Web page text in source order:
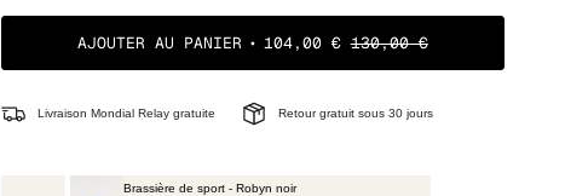
OU
OU
NON
OU
NON
OU
NON
DISPONIBLE
OU
NON
DISPONIBLE
AJOUTER AU PANIER 104,00 €130,00 €
Livraison Mondial Relay gratuite Retour gratuit sous 30 jours
Brassière de sport - Robyn noir